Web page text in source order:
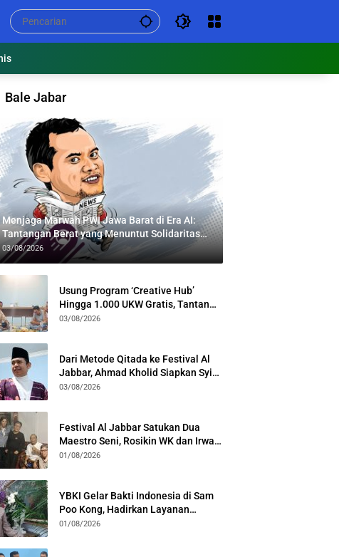
Bale Jabar
Menjaga Marwah PWI Jawa Barat di Era AI:
Tantangan Berat yang Menuntut Solidaritas
Lintas Generasi
03/08/2026
Usung Program ‘Creative Hub’
Hingga 1.000 UKW Gratis, Tantan
Sulthon Paparkan Visi PWI Jabar di
03/08/2026
Dari Metode Qitada ke Festival Al
Jabbar, Ahmad Kholid Siapkan Syiar
Al-Qur’an Lewat Nada
03/08/2026
Festival Al Jabbar Satukan Dua
Maestro Seni, Rosikin WK dan Irwan
Guntari Garap Pertunjukan Kolosal
01/08/2026
YBKI Gelar Bakti Indonesia di Sam
Poo Kong, Hadirkan Layanan
Kesehatan Gratis dan Dialog
01/08/2026